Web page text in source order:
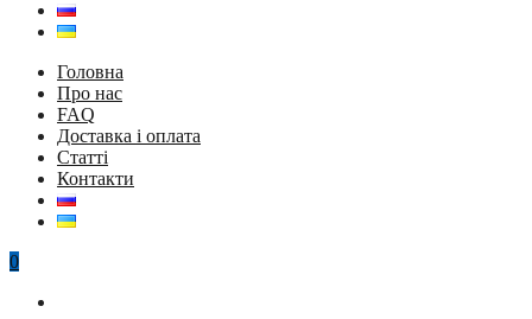
Головна
Про нас
FAQ
Доставка і оплата
Статті
Контакти
0